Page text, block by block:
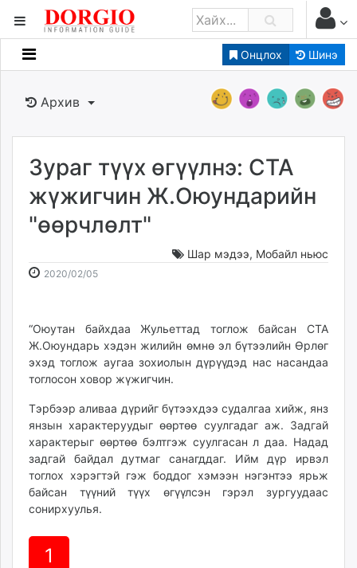
Онцлох Шинэ
Мэдээллийн
Банк санхүү
Бизнес ААН
Төрийн
Нийслэлийн
dorgio.mn
caak.mn
Baabar.mn
tovch.mn
ikon.mn
Livetv.mn
Eguur.mn
24tsag.mn
shuud.mn
eagle.mn
ergelt.mn
today.mn
Архив
Зураг түүх өгүүлнэ: СТА
жүжигчин Ж.Оюундарийн
"өөрчлөлт"
Шар мэдээ, Мобайл ньюс
2020/02/052020-
16:45:43
2026-
23:09:11
“Оюутан байхдаа Жульеттад тоглож байсан СТА
Ж.Оюундарь хэдэн жилийн өмнө эл бүтээлийн Өрлөг
эхэд тоглож аугаа зохиолын дүрүүдэд нас насандаа
тоглосон ховор жүжигчин.
Тэрбээр аливаа дүрийг бүтээхдээ судалгаа хийж, янз
янзын характеруудыг өөртөө суулгадаг аж. Задгай
характерыг өөртөө бэлтгэж суулгасан л даа. Надад
задгай байдал дутмаг санагддаг. Ийм дүр ирвэл
тоглох хэрэгтэй гэж боддог хэмээн нэгэнтээ ярьж
байсан түүний түүх өгүүлсэн гэрэл зургуудаас
сонирхуулья.
1